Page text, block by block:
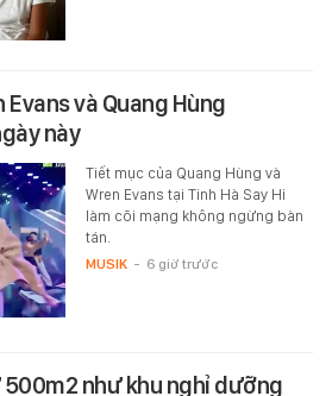
và Quang Hùng
này
Tiết mục của Quang Hùng và
Wren Evans tại Tinh Hà Say Hi
làm cõi mạng không ngừng bàn
tán.
MUSIK - 6 giờ trước
như khu nghỉ dưỡng